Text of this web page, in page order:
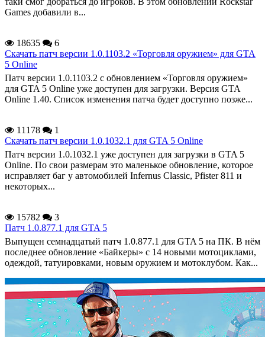
Games добавили в...
18635
6
Скачать патч версии 1.0.1103.2 «Торговля оружием» для GTA
5 Online
Патч версии 1.0.1103.2 с обновлением «Торговля оружием»
для GTA 5 Online уже доступен для загрузки. Версия GTA
Online 1.40. Список изменения патча будет доступно позже...
11178
1
Скачать патч версии 1.0.1032.1 для GTA 5 Online
Патч версии 1.0.1032.1 уже доступен для загрузки в GTA 5
Online. По свои размерам это маленькое обновление, которое
исправляет баг у автомобилей Infernus Classic, Pfister 811 и
некоторых...
15782
3
Патч 1.0.877.1 для GTA 5
Выпущен семнадцатый патч 1.0.877.1 для GTA 5 на ПК. В нём
последнее обновление «Байкеры» с 14 новыми мотоциклами,
одеждой, татуировками, новым оружием и мотоклубом. Как...